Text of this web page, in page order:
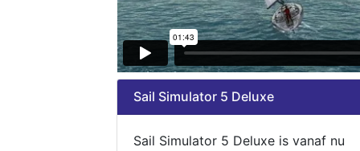
Sail Simulator 5 Deluxe
Sail Simulator 5 Deluxe is vanaf nu